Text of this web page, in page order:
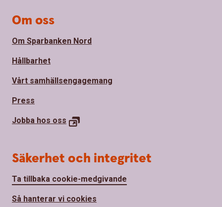
Om oss
Om Sparbanken Nord
Hållbarhet
Vårt samhällsengagemang
Press
Jobba hos oss
Säkerhet och integritet
Ta tillbaka cookie-medgivande
Så hanterar vi cookies